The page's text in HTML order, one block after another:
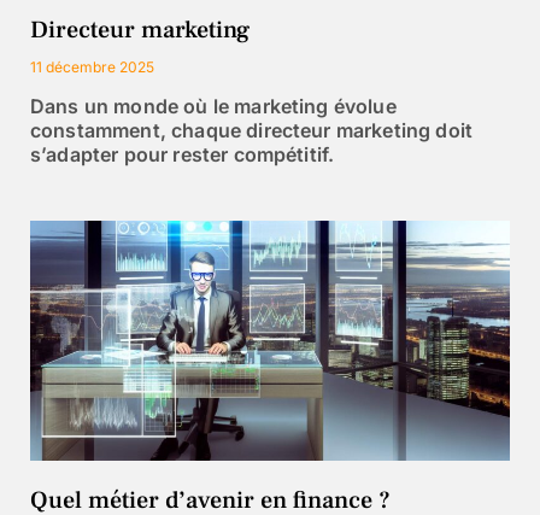
Directeur marketing
11 décembre 2025
Dans un monde où le marketing évolue
constamment, chaque directeur marketing doit
s’adapter pour rester compétitif.
Quel métier d’avenir en finance ?